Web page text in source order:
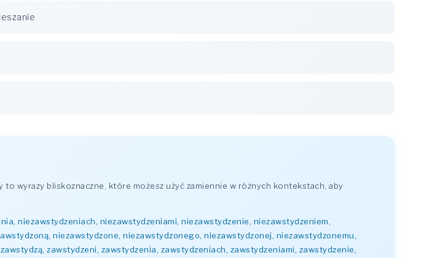
to wyrazy bliskoznaczne, które możesz użyć zamiennie w różnych kontekstach, aby
niezawstydzeniach, niezawstydzeniami, niezawstydzenie, niezawstydzeniem,
niezawstydzone, niezawstydzonego, niezawstydzonej, niezawstydzonemu,
zawstydzeni, zawstydzenia, zawstydzeniach, zawstydzeniami, zawstydzenie,